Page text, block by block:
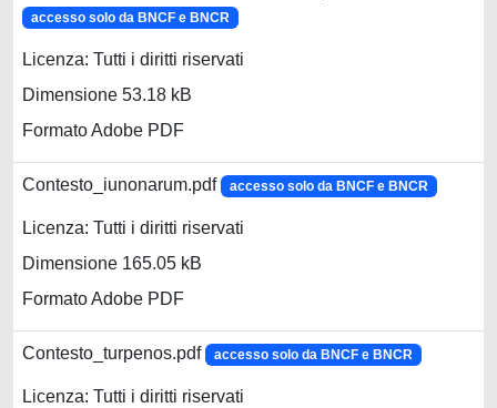
accesso solo da BNCF e BNCR
Licenza: Tutti i diritti riservati
Dimensione 53.18 kB
Formato Adobe PDF
Contesto_iunonarum.pdf accesso solo da BNCF e BNCR
Licenza: Tutti i diritti riservati
Dimensione 165.05 kB
Formato Adobe PDF
Contesto_turpenos.pdf accesso solo da BNCF e BNCR
Licenza: Tutti i diritti riservati